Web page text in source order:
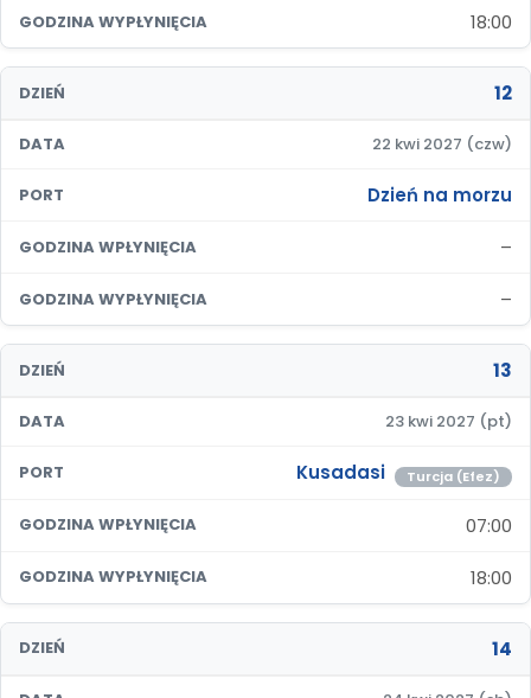
GODZINA WYPŁYNIĘCIA 18:00
DZIEŃ 12
DATA 22 kwi 2027 (czw)
PORT Dzień na morzu
GODZINA WPŁYNIĘCIA –
GODZINA WYPŁYNIĘCIA –
DZIEŃ 13
DATA 23 kwi 2027 (pt)
PORT Kusadasi Turcja (Efez)
GODZINA WPŁYNIĘCIA 07:00
GODZINA WYPŁYNIĘCIA 18:00
DZIEŃ 14